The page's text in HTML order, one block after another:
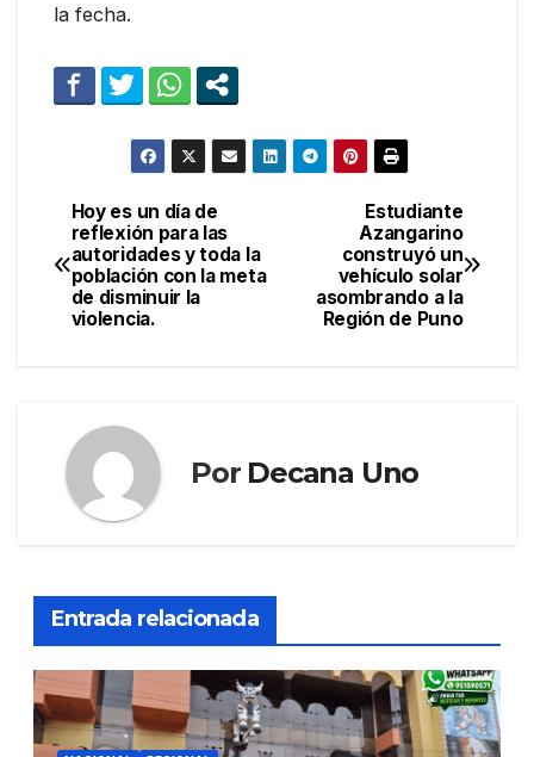
la fecha.
Navegación
de
entradas
Estudiante
Azangarino
construyó un
vehículo solar
asombrando a la
Región de Puno
Hoy es un día de
reflexión para las
autoridades y toda la
población con la meta
de disminuir la
violencia.
Por Decana Uno
Entrada relacionada